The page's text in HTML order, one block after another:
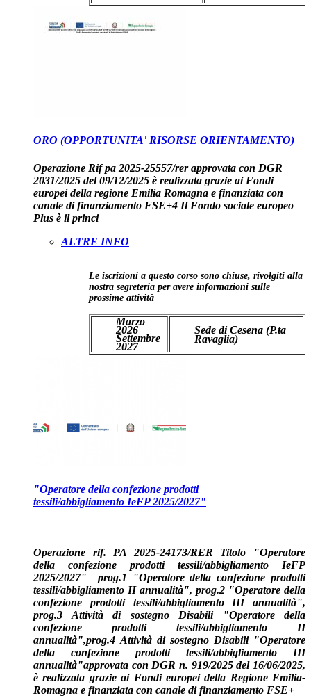
ORO (OPPORTUNITA' RISORSE ORIENTAMENTO)
Operazione Rif pa 2025-25557/rer approvata con DGR
2031/2025 del 09/12/2025 è realizzata grazie ai Fondi
europei della regione Emilia Romagna e finanziata con
canale di finanziamento FSE+4 Il Fondo sociale europeo
Plus è il princi
ALTRE INFO
Le iscrizioni a questo corso sono chiuse, rivolgiti alla
nostra segreteria per avere informazioni sulle
prossime attività
Marzo
2026
Settembre
2027
Sede di Cesena (P.ta
Ravaglia)
"Operatore della confezione prodotti
tessili/abbigliamento IeFP 2025/2027"
Operazione rif. PA 2025-24173/RER Titolo "Operatore
della confezione prodotti tessili/abbigliamento IeFP
2025/2027" prog.1 "Operatore della confezione prodotti
tessili/abbigliamento II annualità", prog.2 "Operatore della
confezione prodotti tessili/abbigliamento III annualità",
prog.3 Attività di sostegno Disabili
"Operatore della
confezione prodotti tessili/abbigliamento II
annualità",prog.4 Attività di sostegno Disabili "Operatore
della confezione prodotti tessili/abbigliamento III
annualità"approvata con DGR n. 919/2025 del 16/06/2025,
è realizzata grazie ai Fondi europei della Regione Emilia-
Romagna e finanziata con canale di finanziamento FSE+